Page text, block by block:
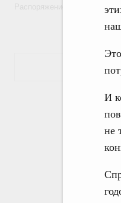
И
не
Распоряжение от 3 августа